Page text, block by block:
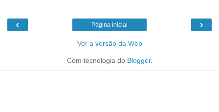
‹ ›
Página inicial
Ver a versão da Web
Com tecnologia do Blogger.